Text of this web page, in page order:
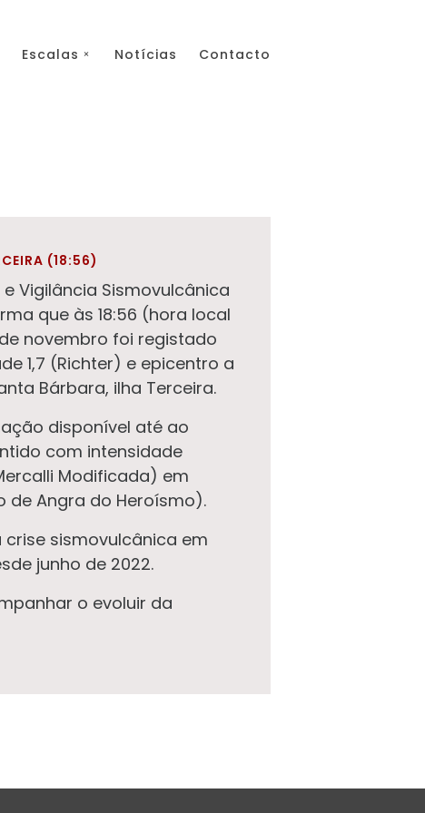
Escalas Notícias Contacto
(18:56)
Vigilância Sismovulcânica
que às 18:56 (hora local
novembro foi registado
1,7 (Richter) e epicentro a
Bárbara, ilha Terceira.
disponível até ao
com intensidade
Modificada) em
de Angra do Heroísmo).
crise sismovulcânica em
junho de 2022.
o evoluir da